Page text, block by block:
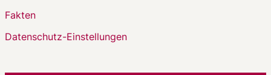
Fakten
Datenschutz-Einstellungen